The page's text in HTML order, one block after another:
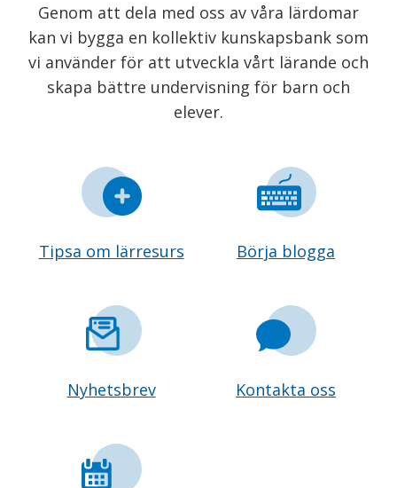
Genom att dela med oss av våra lärdomar
kan vi bygga en kollektiv kunskapsbank som
vi använder för att utveckla vårt lärande och
skapa bättre undervisning för barn och
elever.
Tipsa om lärresurs Börja blogga
Nyhetsbrev Kontakta oss